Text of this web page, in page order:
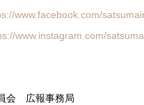
www.facebook.com/
www.instagram.com/
会 広報事務局